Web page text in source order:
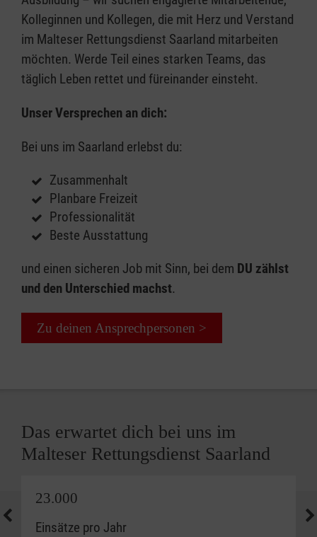
Kolleginnen und Kollegen, die mit Herz und Verstand
im Malteser Rettungsdienst Saarland mitarbeiten
möchten. Werde Teil eines starken Teams, das
täglich Leben rettet und füreinander einsteht.
Unser Versprechen an dich:
Bei uns im Saarland erlebst du:
Zusammenhalt
Planbare Freizeit
Professionalität
Beste Ausstattung
und einen sicheren Job mit Sinn, bei dem DU zählst
und den Unterschied machst.
Zu deinen Ansprechpersonen >
Das erwartet dich bei uns im
Malteser Rettungsdienst Saarland
23.000
Einsätze pro Jahr